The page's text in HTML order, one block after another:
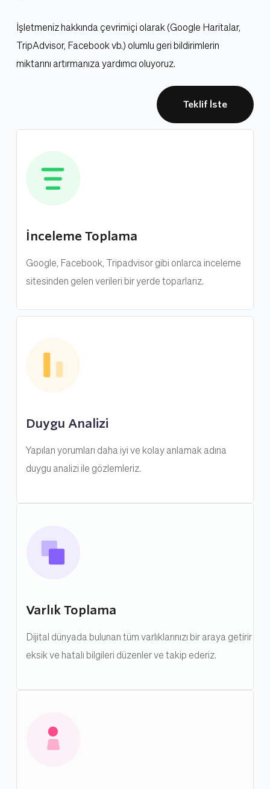
İşletmeniz hakkında çevrimiçi olarak (Google Haritalar,
TripAdvisor, Facebook vb.) olumlu geri bildirimlerin
miktarını artırmanıza yardımcı oluyoruz.
Teklif İste
İnceleme Toplama
Google, Facebook, Tripadvisor gibi onlarca inceleme
sitesinden gelen verileri bir yerde toparlarız.
Duygu Analizi
Yapılan yorumları daha iyi ve kolay anlamak adına
duygu analizi ile gözlemleriz.
Varlık Toplama
Dijital dünyada bulunan tüm varlıklarınızı bir araya getirir
eksik ve hatalı bilgileri düzenler ve takip ederiz.